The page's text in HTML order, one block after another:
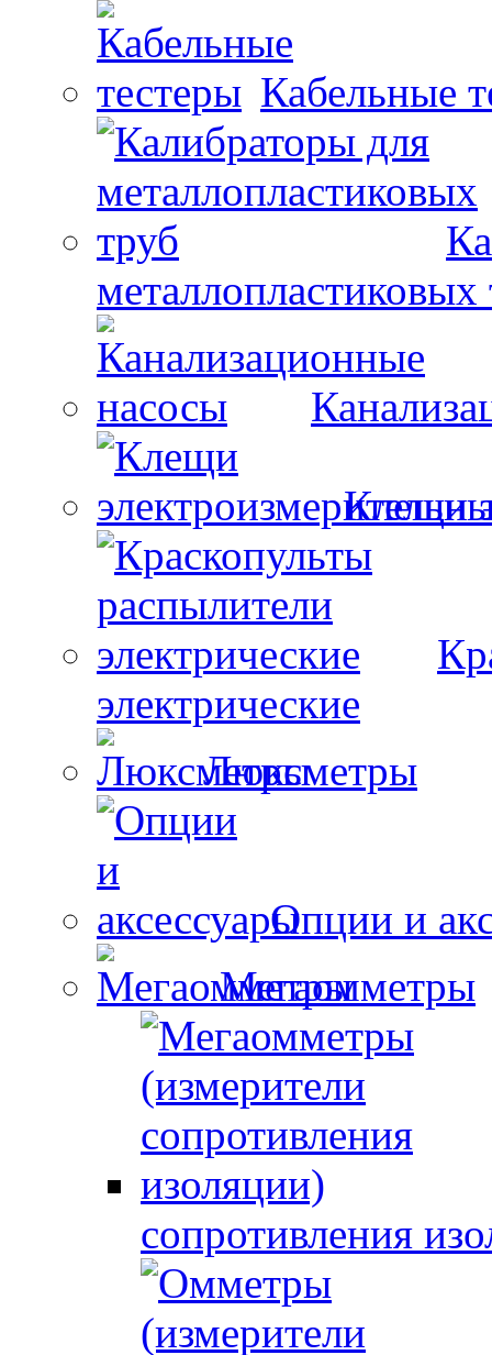
Кабельные
металлопластиковых
Клещи
электрические
Люксметры
Опции и
Мегаомметры
сопротивления